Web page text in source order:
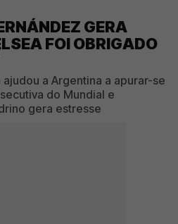
GERA
FOI OBRIGADO
a Argentina a apurar-se
do Mundial e
gera estresse